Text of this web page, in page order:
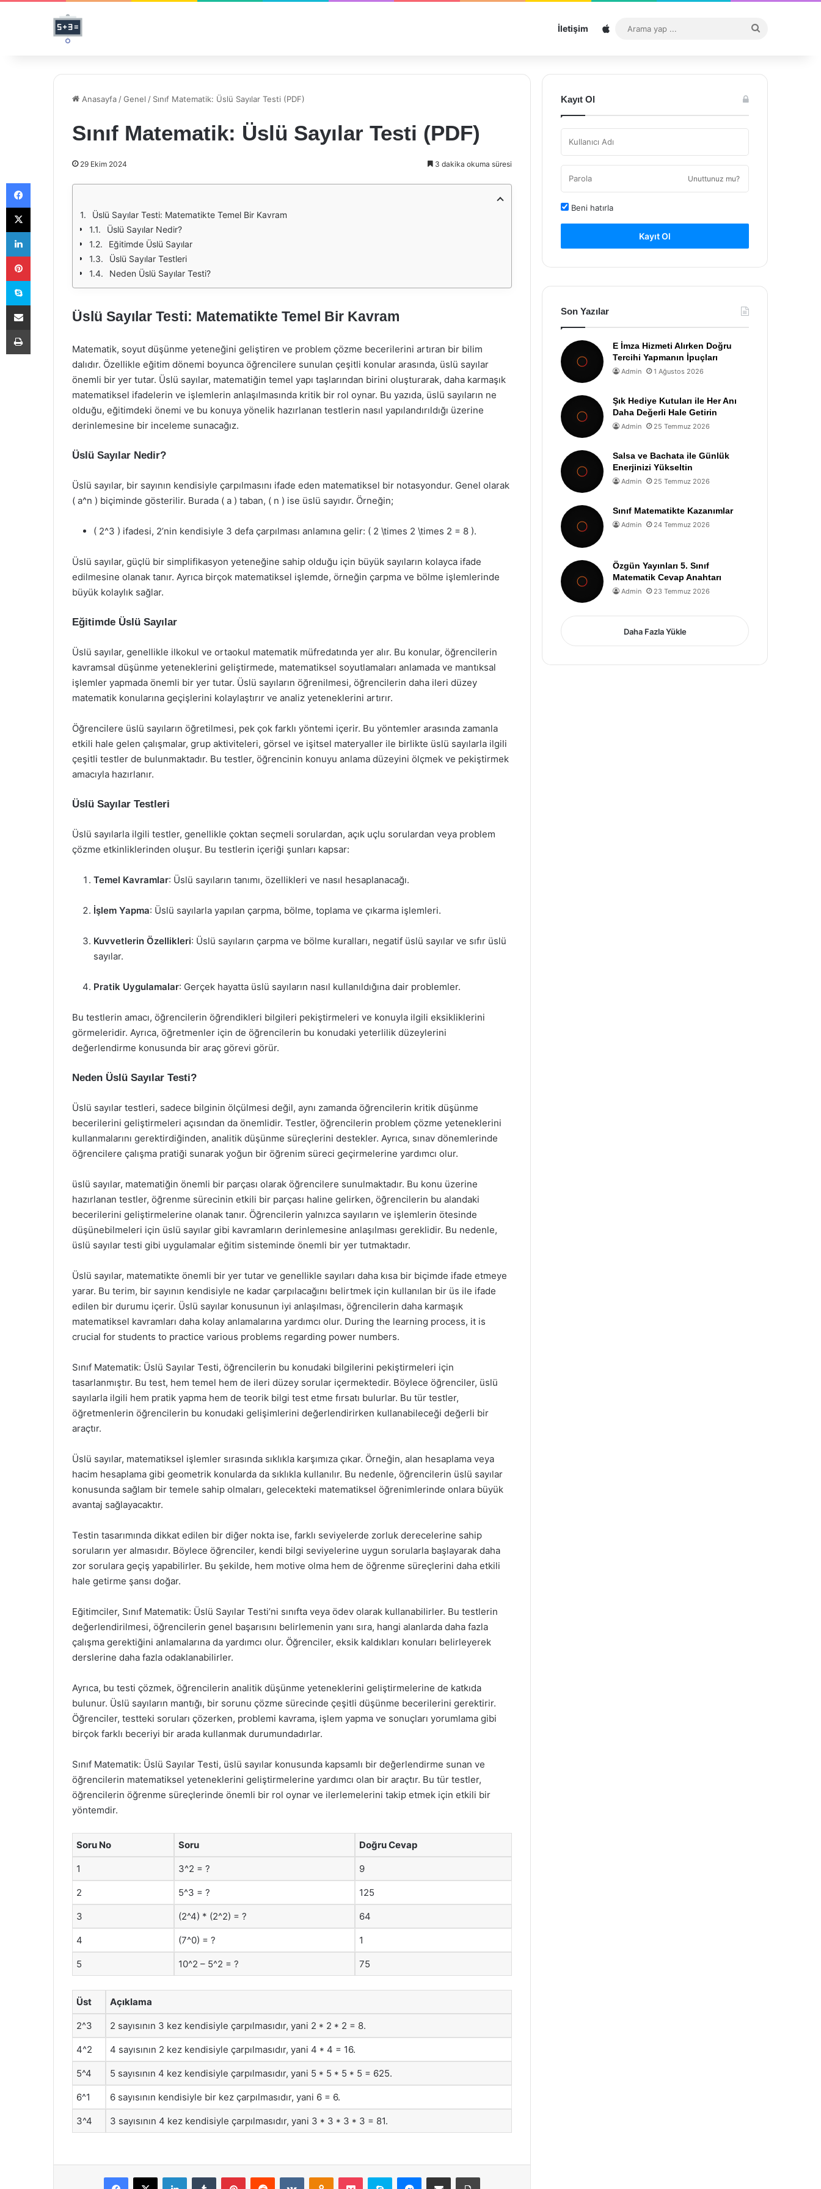
İletişim Sitemap
...
Anasayfa /Genel / Sınıf Matematik: Üslü Sayılar Testi (PDF)
Sınıf Matematik: Üslü Sayılar Testi (PDF)
29 Ekim 2024 3 dakika okuma süresi
Üslü Sayılar Testi: Matematikte Temel Bir Kavram
Üslü Sayılar Nedir?
Eğitimde Üslü Sayılar
Üslü Sayılar Testleri
Neden Üslü Sayılar Testi?
Üslü Sayılar Testi: Matematikte Temel Bir Kavram
Matematik, soyut düşünme yeteneğini geliştiren ve problem çözme becerilerini artıran bir bilim
dalıdır. Özellikle eğitim dönemi boyunca öğrencilere sunulan çeşitli konular arasında, üslü sayılar
önemli bir yer tutar. Üslü sayılar, matematiğin temel yapı taşlarından birini oluşturarak, daha karmaşık
matematiksel ifadelerin ve işlemlerin anlaşılmasında kritik bir rol oynar. Bu yazıda, üslü sayıların ne
olduğu, eğitimdeki önemi ve bu konuya yönelik hazırlanan testlerin nasıl yapılandırıldığı üzerine
derinlemesine bir inceleme sunacağız.
Üslü Sayılar Nedir?
Üslü sayılar, bir sayının kendisiyle çarpılmasını ifade eden matematiksel bir notasyondur. Genel olarak
( a^n ) biçiminde gösterilir. Burada ( a ) taban, ( n ) ise üslü sayıdır. Örneğin;
( 2^3 ) ifadesi, 2’nin kendisiyle 3 defa çarpılması anlamına gelir: ( 2 \times 2 \times 2 = 8 ).
Üslü sayılar, güçlü bir simplifikasyon yeteneğine sahip olduğu için büyük sayıların kolayca ifade
edilmesine olanak tanır. Ayrıca birçok matematiksel işlemde, örneğin çarpma ve bölme işlemlerinde
büyük kolaylık sağlar.
Eğitimde Üslü Sayılar
Üslü sayılar, genellikle ilkokul ve ortaokul matematik müfredatında yer alır. Bu konular, öğrencilerin
kavramsal düşünme yeteneklerini geliştirmede, matematiksel soyutlamaları anlamada ve mantıksal
işlemler yapmada önemli bir yer tutar. Üslü sayıların öğrenilmesi, öğrencilerin daha ileri düzey
matematik konularına geçişlerini kolaylaştırır ve analiz yeteneklerini artırır.
Öğrencilere üslü sayıların öğretilmesi, pek çok farklı yöntemi içerir. Bu yöntemler arasında zamanla
etkili hale gelen çalışmalar, grup aktiviteleri, görsel ve işitsel materyaller ile birlikte üslü sayılarla ilgili
çeşitli testler de bulunmaktadır. Bu testler, öğrencinin konuyu anlama düzeyini ölçmek ve pekiştirmek
amacıyla hazırlanır.
Üslü Sayılar Testleri
Üslü sayılarla ilgili testler, genellikle çoktan seçmeli sorulardan, açık uçlu sorulardan veya problem
çözme etkinliklerinden oluşur. Bu testlerin içeriği şunları kapsar:
Temel Kavramlar: Üslü sayıların tanımı, özellikleri ve nasıl hesaplanacağı.
İşlem Yapma: Üslü sayılarla yapılan çarpma, bölme, toplama ve çıkarma işlemleri.
Kuvvetlerin Özellikleri: Üslü sayıların çarpma ve bölme kuralları, negatif üslü sayılar ve sıfır üslü
sayılar.
Pratik Uygulamalar: Gerçek hayatta üslü sayıların nasıl kullanıldığına dair problemler.
Bu testlerin amacı, öğrencilerin öğrendikleri bilgileri pekiştirmeleri ve konuyla ilgili eksikliklerini
görmeleridir. Ayrıca, öğretmenler için de öğrencilerin bu konudaki yeterlilik düzeylerini
değerlendirme konusunda bir araç görevi görür.
Neden Üslü Sayılar Testi?
Üslü sayılar testleri, sadece bilginin ölçülmesi değil, aynı zamanda öğrencilerin kritik düşünme
becerilerini geliştirmeleri açısından da önemlidir. Testler, öğrencilerin problem çözme yeteneklerini
kullanmalarını gerektirdiğinden, analitik düşünme süreçlerini destekler. Ayrıca, sınav dönemlerinde
öğrencilere çalışma pratiği sunarak yoğun bir öğrenim süreci geçirmelerine yardımcı olur.
üslü sayılar, matematiğin önemli bir parçası olarak öğrencilere sunulmaktadır. Bu konu üzerine
hazırlanan testler, öğrenme sürecinin etkili bir parçası haline gelirken, öğrencilerin bu alandaki
becerilerini geliştirmelerine olanak tanır. Öğrencilerin yalnızca sayıların ve işlemlerin ötesinde
düşünebilmeleri için üslü sayılar gibi kavramların derinlemesine anlaşılması gereklidir. Bu nedenle,
üslü sayılar testi gibi uygulamalar eğitim sisteminde önemli bir yer tutmaktadır.
Üslü sayılar, matematikte önemli bir yer tutar ve genellikle sayıları daha kısa bir biçimde ifade etmeye
yarar. Bu terim, bir sayının kendisiyle ne kadar çarpılacağını belirtmek için kullanılan bir üs ile ifade
edilen bir durumu içerir. Üslü sayılar konusunun iyi anlaşılması, öğrencilerin daha karmaşık
matematiksel kavramları daha kolay anlamalarına yardımcı olur. During the learning process, it is
crucial for students to practice various problems regarding power numbers.
Sınıf Matematik: Üslü Sayılar Testi, öğrencilerin bu konudaki bilgilerini pekiştirmeleri için
tasarlanmıştır. Bu test, hem temel hem de ileri düzey sorular içermektedir. Böylece öğrenciler, üslü
sayılarla ilgili hem pratik yapma hem de teorik bilgi test etme fırsatı bulurlar. Bu tür testler,
öğretmenlerin öğrencilerin bu konudaki gelişimlerini değerlendirirken kullanabileceği değerli bir
araçtır.
Üslü sayılar, matematiksel işlemler sırasında sıklıkla karşımıza çıkar. Örneğin, alan hesaplama veya
hacim hesaplama gibi geometrik konularda da sıklıkla kullanılır. Bu nedenle, öğrencilerin üslü sayılar
konusunda sağlam bir temele sahip olmaları, gelecekteki matematiksel öğrenimlerinde onlara büyük
avantaj sağlayacaktır.
Testin tasarımında dikkat edilen bir diğer nokta ise, farklı seviyelerde zorluk derecelerine sahip
soruların yer almasıdır. Böylece öğrenciler, kendi bilgi seviyelerine uygun sorularla başlayarak daha
zor sorulara geçiş yapabilirler. Bu şekilde, hem motive olma hem de öğrenme süreçlerini daha etkili
hale getirme şansı doğar.
Eğitimciler, Sınıf Matematik: Üslü Sayılar Testi’ni sınıfta veya ödev olarak kullanabilirler. Bu testlerin
değerlendirilmesi, öğrencilerin genel başarısını belirlemenin yanı sıra, hangi alanlarda daha fazla
çalışma gerektiğini anlamalarına da yardımcı olur. Öğrenciler, eksik kaldıkları konuları belirleyerek
derslerine daha fazla odaklanabilirler.
Ayrıca, bu testi çözmek, öğrencilerin analitik düşünme yeteneklerini geliştirmelerine de katkıda
bulunur. Üslü sayıların mantığı, bir sorunu çözme sürecinde çeşitli düşünme becerilerini gerektirir.
Öğrenciler, testteki soruları çözerken, problemi kavrama, işlem yapma ve sonuçları yorumlama gibi
birçok farklı beceriyi bir arada kullanmak durumundadırlar.
Sınıf Matematik: Üslü Sayılar Testi, üslü sayılar konusunda kapsamlı bir değerlendirme sunan ve
öğrencilerin matematiksel yeteneklerini geliştirmelerine yardımcı olan bir araçtır. Bu tür testler,
öğrencilerin öğrenme süreçlerinde önemli bir rol oynar ve ilerlemelerini takip etmek için etkili bir
yöntemdir.
Soru No Soru Doğru Cevap
1 3^2 = ? 9
2 5^3 = ? 125
3 (2^4) * (2^2) = ? 64
4 (7^0) = ? 1
5 10^2 – 5^2 = ? 75
Üst Açıklama
2^3 2 sayısının 3 kez kendisiyle çarpılmasıdır, yani 2 * 2 * 2 = 8.
4^2 4 sayısının 2 kez kendisiyle çarpılmasıdır, yani 4 * 4 = 16.
5^4 5 sayısının 4 kez kendisiyle çarpılmasıdır, yani 5 * 5 * 5 * 5 = 625.
6^1 6 sayısının kendisiyle bir kez çarpılmasıdır, yani 6 = 6.
3^4 3 sayısının 4 kez kendisiyle çarpılmasıdır, yani 3 * 3 * 3 * 3 = 81.
Facebook
X LinkedInTumblr PinterestReddit VKontakteOdnoklassniki
Pocket Skype Messenger
E-Posta ile paylaş Yazdır
Kayıt Ol
Unuttunuz mu?
Beni hatırla
Kayıt Ol
Son Yazılar
E İmza Hizmeti Alırken Doğru
Tercihi Yapmanın İpuçları
Admin 1 Ağustos 2026
Şık Hediye Kutuları ile Her Anı
Daha Değerli Hale Getirin
Admin 25 Temmuz 2026
Salsa ve Bachata ile Günlük
Enerjinizi Yükseltin
Admin 25 Temmuz 2026
Sınıf Matematikte Kazanımlar
Admin 24 Temmuz 2026
Özgün Yayınları 5. Sınıf
Matematik Cevap Anahtarı
Admin 23 Temmuz 2026
Daha Fazla Yükle
Facebook
X
LinkedIn
Pinterest
Skype
E-Posta ile paylaş